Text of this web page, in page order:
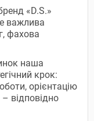
«D.S.»
важлива
фахова
наша
крок:
орієнтацію
відповідно